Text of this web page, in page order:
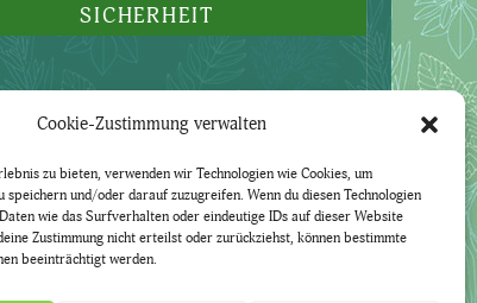
Cookie-Zustimmung verwalten
zu bieten, verwenden wir Technologien wie Cookies, um
speichern und/oder darauf zuzugreifen. Wenn du diesen Technologien
wie das Surfverhalten oder eindeutige IDs auf dieser Website
Zustimmung nicht erteilst oder zurückziehst, können bestimmte
beeinträchtigt werden.
SICHERHEIT